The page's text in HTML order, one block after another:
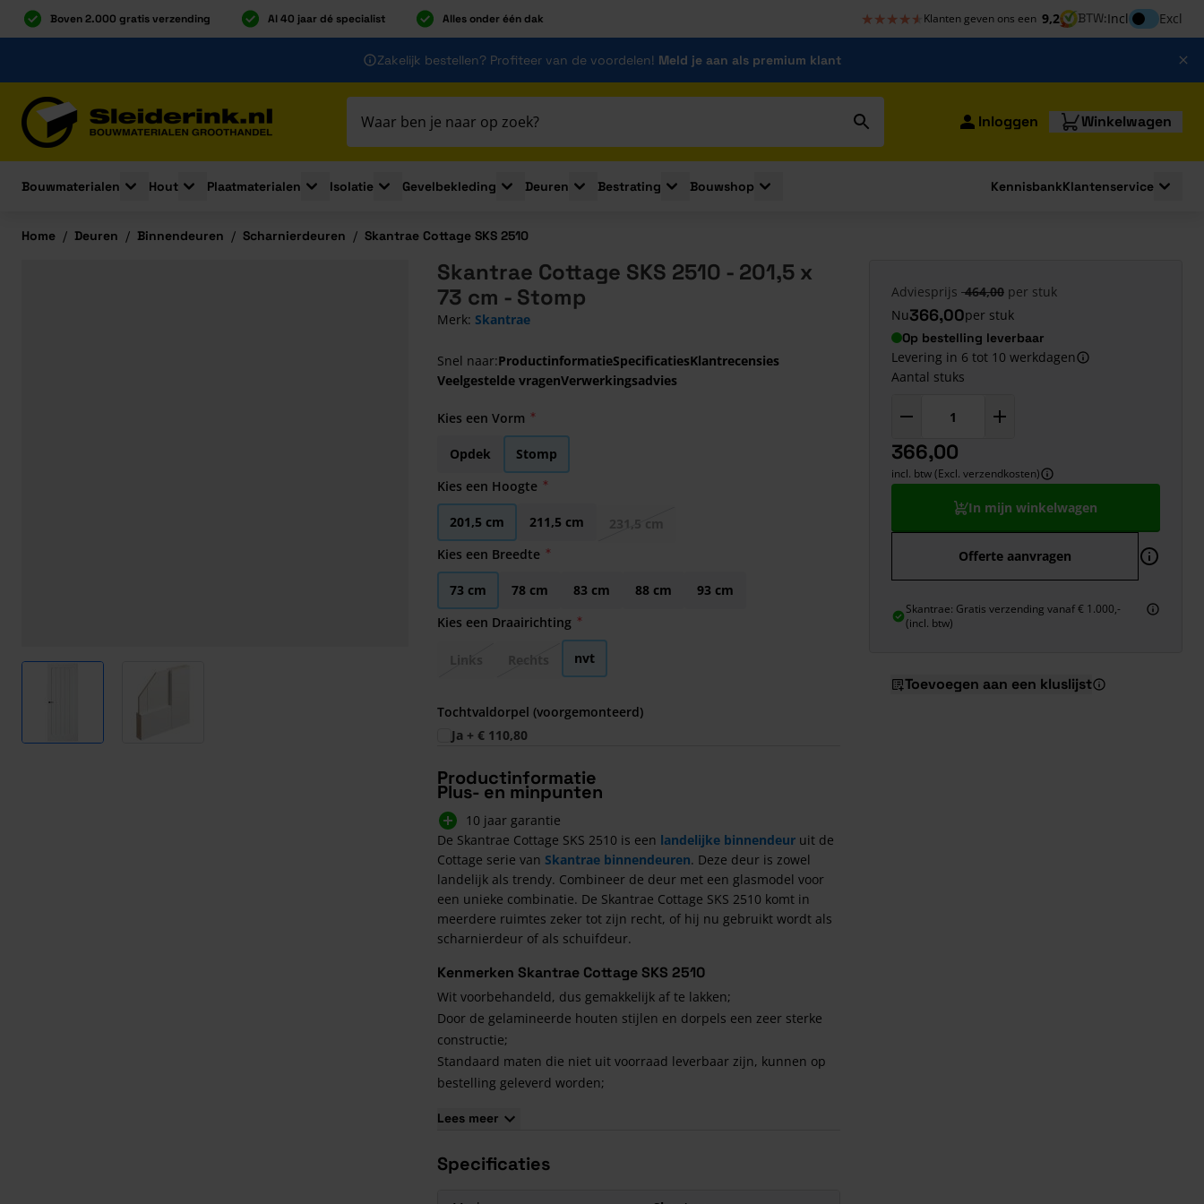
Boven 2.000 gratis verzending Al 40 jaar dé specialist Alles onder één dak ★★★★★
★★★★★ Klanten geven ons een 9,2 BTW:InclInclusief btw
Excl
Zakelijk bestellen? Profiteer van de voordelen! Meld je aan als premium klant
Inloggen Winkelwagen
Bouwmaterialen
Toggle submenu for Bouwmaterialen
Hout
Toggle submenu for Hout
Plaatmaterialen
Toggle submenu for Plaatmaterialen
Isolatie
Toggle submenu for Isolatie
Gevelbekleding
Toggle submenu for Gevelbekleding
Deuren
Toggle submenu for Deuren
Bestrating
Toggle submenu for Bestrating
Bouwshop
Toggle submenu for Bouwshop
KennisbankKlantenservice
Home / Deuren / Binnendeuren / Scharnierdeuren / Skantrae Cottage SKS 2510
View larger imageView larger image
Skantrae Cottage SKS 2510 - 201,5 x
73 cm - Stomp
Merk: Skantrae
Snel naar:ProductinformatieSpecificatiesKlantrecensies
Veelgestelde vragenVerwerkingsadvies
Kies een Vorm
Opdek
Stomp
Kies een Hoogte
201,5 cm 211,5 cm
Kies een Breedte
73 cm 78 cm 83 cm 88 cm
93 cm
Kies een Draairichting
nvt
Tochtvaldorpel (voorgemonteerd)
Ja + € 110,80
Productinformatie
Plus- en minpunten
10 jaar garantie
De Skantrae Cottage SKS 2510 is een landelijke binnendeur uit de
Cottage serie van Skantrae binnendeuren. Deze deur is zowel
landelijk als trendy. Combineer de deur met een glasmodel voor
een unieke combinatie. De Skantrae Cottage SKS 2510 komt in
meerdere ruimtes zeker tot zijn recht, of hij nu gebruikt wordt als
scharnierdeur of als schuifdeur.
Kenmerken Skantrae Cottage SKS 2510
Wit voorbehandeld, dus gemakkelijk af te lakken;
Door de gelamineerde houten stijlen en dorpels een zeer sterke
constructie;
Standaard maten die niet uit voorraad leverbaar zijn, kunnen op
bestelling geleverd worden;
mogelijk is;
10 jaar garantie op alle deuren
Lees meer
Specificaties
Adviesprijs 464,00 per stuk
Nu366,00per stuk
Op bestelling leverbaar
Levering in 6 tot 10 werkdagen
Aantal stuks
366,00
incl. btw (Excl. verzendkosten)
In mijn winkelwagen
Offerte aanvragen
Skantrae: Gratis verzending vanaf € 1.000,-
(incl. btw)
Toevoegen aan een kluslijst